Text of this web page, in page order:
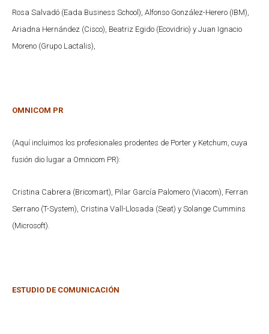
Rosa Salvadó (Eada Business School), Alfonso González-Herero (IBM),
Ariadna Hernández (Cisco), Beatriz Egido (Ecovidrio) y Juan Ignacio
Moreno (Grupo Lactalis),
OMNICOM PR
(Aquí incluimos los profesionales prodentes de Porter y Ketchum, cuya
fusión dio lugar a Omnicom PR):
Cristina Cabrera (Bricomart), Pilar García Palomero (Viacom), Ferran
Serrano (T-System), Cristina Vall-Llosada (Seat) y Solange Cummins
(Microsoft).
ESTUDIO DE COMUNICACIÓN